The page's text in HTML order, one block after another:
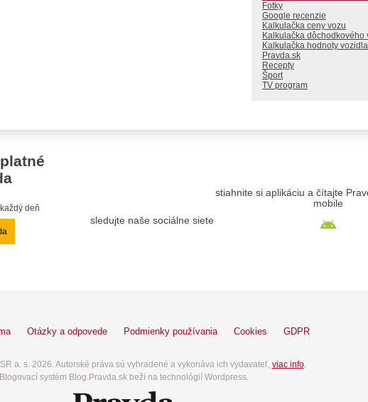
Fotky
Google recenzie
Kalkulačka ceny vozu
Kalkulačka dôchodkového
Kalkulačka hodnoty vozidla
Pravda.sk
Recepty
Šport
TV program
deň
sledujte naše sociálne siete
stiahnite si aplikáciu a čítajte
mobile
Otázky a odpovede Podmienky používania Cookies GDPR
a. s. 2026. Autorské práva sú vyhradené a vykonáva ich vydavateľ, viac info.
Blogovací systém Blog.Pravda.sk beží na technológií Wordpress.